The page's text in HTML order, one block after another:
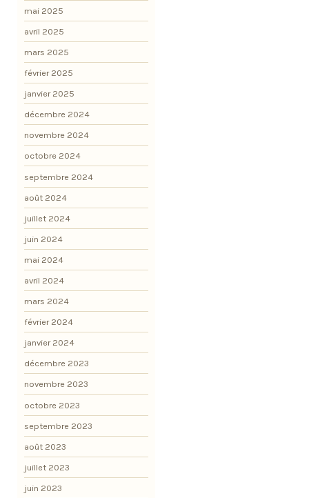
mai 2025
avril 2025
mars 2025
février 2025
janvier 2025
décembre 2024
novembre 2024
octobre 2024
septembre 2024
août 2024
juillet 2024
juin 2024
mai 2024
avril 2024
mars 2024
février 2024
janvier 2024
décembre 2023
novembre 2023
octobre 2023
septembre 2023
août 2023
juillet 2023
juin 2023